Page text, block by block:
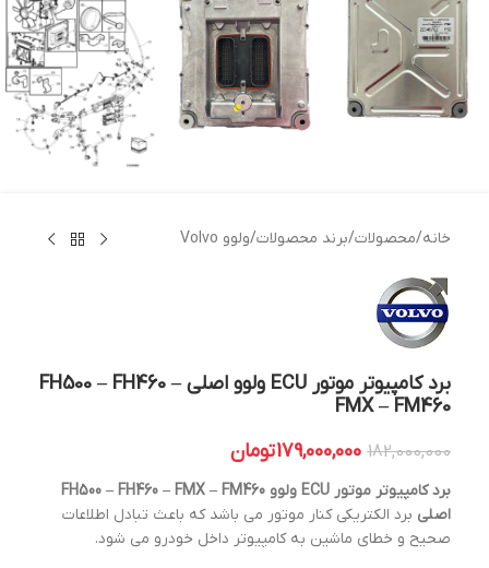
خانه/محصولات/برند محصولات/ولوو Volvo
برد کامپیوتر موتور ECU ولوو اصلی FH500 – FH460 –
FMX – FM460
182,000,000
179,000,000تومان
برد کامپیوتر موتور ECU ولوو FH500 – FH460 – FMX – FM460
اصلی برد الکتریکی کنار موتور می باشد که باعث تبادل اطلاعات
صحیح و خطای ماشین به کامپیوتر داخل خودرو می شود.